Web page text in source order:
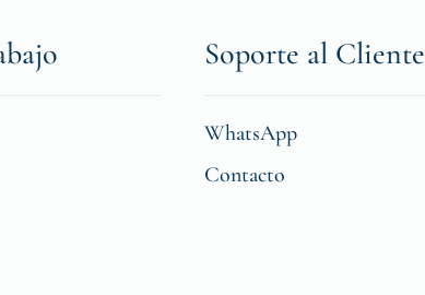
Soporte al Cliente
WhatsApp
Contacto